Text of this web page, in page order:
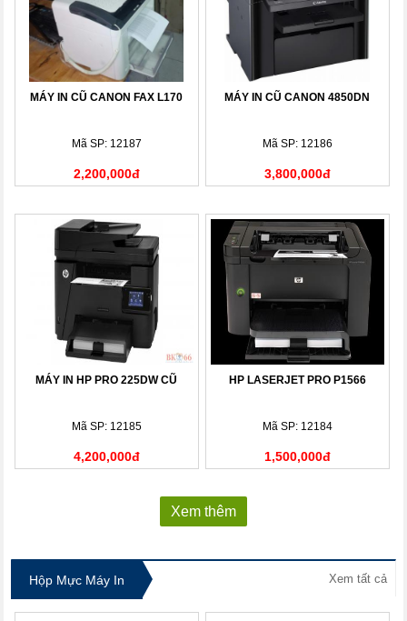
MÁY IN CŨ CANON FAX L170
Mã SP: 12187
2,200,000đ
MÁY IN CŨ CANON 4850DN
Mã SP: 12186
3,800,000đ
MÁY IN HP PRO 225DW CŨ
Mã SP: 12185
4,200,000đ
HP LASERJET PRO P1566
Mã SP: 12184
1,500,000đ
Xem thêm
Hộp Mực Máy In Xem tất cả